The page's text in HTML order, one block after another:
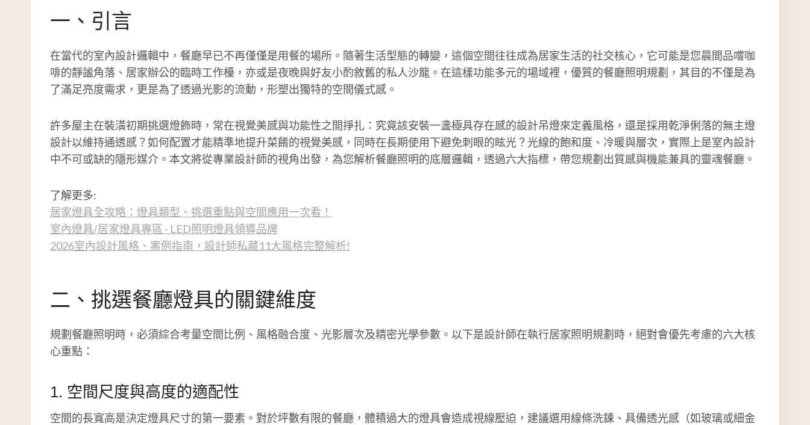
一、引言
在當代的室內設計邏輯中，餐廳早已不再僅僅是用餐的場所。隨著生活型態的轉變，這個空間往往成為居家生活的社交核心，它可能是您晨間品嚐咖
啡的靜謐角落、居家辦公的臨時工作檯，亦或是夜晚與好友小酌敘舊的私人沙龍。在這樣功能多元的場域裡，優質的餐廳照明規劃，其目的不僅是為
了滿足亮度需求，更是為了透過光影的流動，形塑出獨特的空間儀式感。
許多屋主在裝潢初期挑選燈飾時，常在視覺美感與功能性之間掙扎：究竟該安裝一盞極具存在感的設計吊燈來定義風格，還是採用乾淨俐落的無主燈
設計以維持通透感？如何配置才能精準地提升菜餚的視覺美感，同時在長期使用下避免刺眼的眩光？光線的飽和度、冷暖與層次，實際上是室內設計
中不可或缺的隱形媒介。本文將從專業設計師的視角出發，為您解析餐廳照明的底層邏輯，透過六大指標，帶您規劃出質感與機能兼具的靈魂餐廳。
了解更多:
居家燈具全攻略：燈具類型、挑選重點與空間應用一次看！
室內燈具/居家燈具專區 - LED照明燈具領導品牌
2026室內設計風格、案例指南，設計師私藏11大風格完整解析!
二、挑選餐廳燈具的關鍵維度
規劃餐廳照明時，必須綜合考量空間比例、風格融合度、光影層次及精密光學參數。以下是設計師在執行居家照明規劃時，絕對會優先考慮的六大核
心重點：
1. 空間尺度與高度的適配性
空間的長寬高是決定燈具尺寸的第一要素。對於坪數有限的餐廳，體積過大的燈具會造成視線壓迫，建議選用線條洗鍊、具備透光感（如玻璃或細金